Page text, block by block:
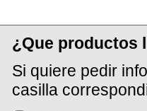
¿Que productos
Si quiere pedir
casilla